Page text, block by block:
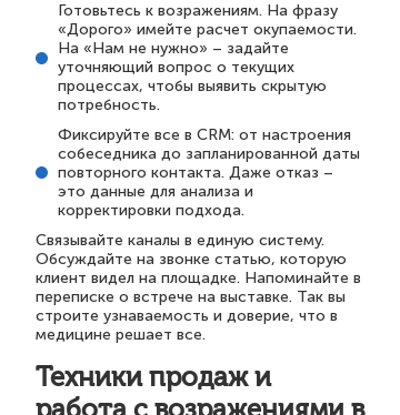
Готовьтесь к возражениям. На фразу
«Дорого» имейте расчет окупаемости.
На «Нам не нужно» – задайте
уточняющий вопрос о текущих
процессах, чтобы выявить скрытую
потребность.
Фиксируйте все в CRM: от настроения
собеседника до запланированной даты
повторного контакта. Даже отказ –
это данные для анализа и
корректировки подхода.
Связывайте каналы в единую систему.
Обсуждайте на звонке статью, которую
клиент видел на площадке. Напоминайте в
переписке о встрече на выставке. Так вы
строите узнаваемость и доверие, что в
медицине решает все.
Техники продаж и